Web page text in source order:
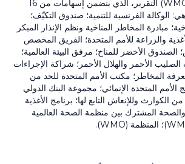
16
الوكالة الفرنسية للتنمية؛ ‏صندوق التكيّف؛
مبادرة المخاطر المناخیة ونظم الإنذار المبكر
والزراعة للأمم المتحدة؛ ‏الفريق المخصص
الأخضر للمناخ؛ مرفق البيئة العالمية؛
الصليب الأحمر والهلال الأحمر؛ شراكة الإجراءات
المخاطر؛ مكتب الأمم المتحدة للحد من
المتحدة الإنمائي؛ مجموعة البنك الدولي
الكوارث وللإنعاش التابع لها؛ برنامج الأغذية
المشترك بين منظمة الصحة العالمية
؛ المنظمة (WMO)
.